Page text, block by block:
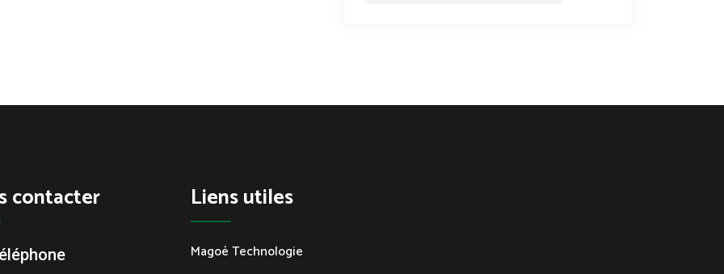
contacter Liens utiles
Magoé Technologie